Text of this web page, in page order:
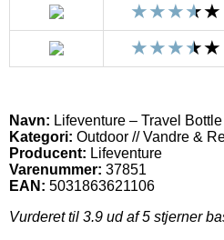
Navn: Lifeventure – Travel
Kategori: Outdoor // Vandre &
Producent: Lifeventure
Varenummer: 37851
EAN: 5031863621106
Vurderet til 3.9 ud af 5 stjerner